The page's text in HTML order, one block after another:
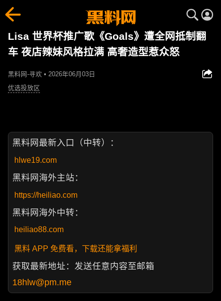
Lisa 世界杯推广歌《Goals》遭全网抵制翻
车 夜店辣妹风格拉满 高奢造型惹众怒
黑料网-寻欢 • 2026年06月03日
优选投放区
黑料网最新入口（中转）：
hlwe19.com
黑料网海外主站：
https://heiliao.com
黑料网海外中转：
heiliao88.com
黑料 APP 免费看，下载还能拿福利
获取最新地址：发送任意内容至邮箱
18hlw@pm.me